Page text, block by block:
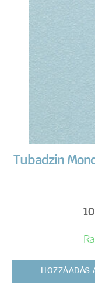
Tubadzin
HOZZÁADÁS